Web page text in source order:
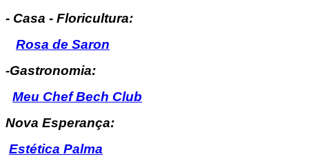
- Casa - Floricultura:
Rosa de Saron
-Gastronomia:
Meu Chef Bech Club
Nova Esperança:
Estética Palma